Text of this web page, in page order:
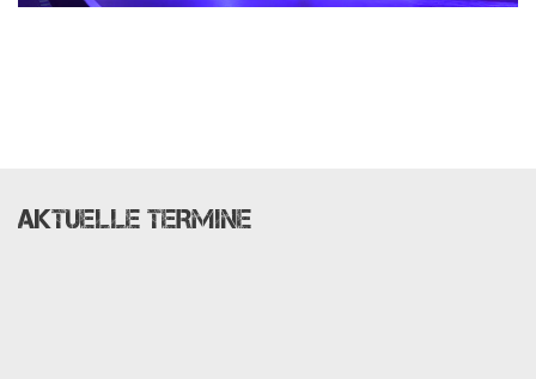
AKTUELLE TERMINE